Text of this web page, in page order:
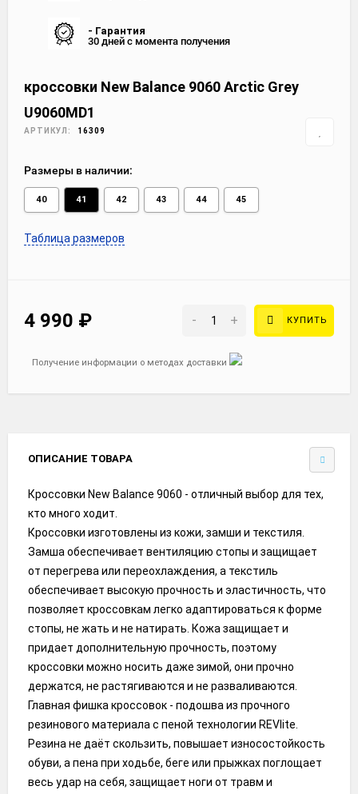
- Гарантия
30 дней с момента получения
кроссовки New Balance 9060 Arctic Grey
U9060MD1
АРТИКУЛ: 16309
Размеры в наличии:
40 41 42 43 44 45
Таблица размеров
4 990 ₽ - + КУПИТЬ
Получение информации о методах доставки
ОПИСАНИЕ ТОВАРА
Кроссовки New Balance 9060 - отличный выбор для тех,
кто много ходит.
Кроссовки изготовлены из кожи, замши и текстиля.
Замша обеспечивает вентиляцию стопы и защищает
от перегрева или переохлаждения, а текстиль
обеспечивает высокую прочность и эластичность, что
позволяет кроссовкам легко адаптироваться к форме
стопы, не жать и не натирать. Кожа защищает и
придает дополнительную прочность, поэтому
кроссовки можно носить даже зимой, они прочно
держатся, не растягиваются и не разваливаются.
Главная фишка кроссовок - подошва из прочного
резинового материала с пеной технологии REVlite.
Резина не даёт скользить, повышает износостойкость
обуви, а пена при ходьбе, беге или прыжках поглощает
весь удар на себя, защищает ноги от травм и